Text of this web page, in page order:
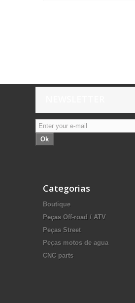
Ok
Categorias
Boutique
Peças Off-road / ATV
Peças Street
Peças motos de agua
CNC parts